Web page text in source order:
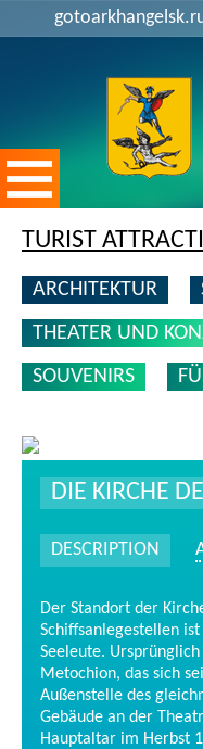
TURIST
ARCHITEKTUR
THEATER UND
SOUVENIRS
DIE KIRCHE
DESCRIPTION
Der Standort der
Schiffsanlegestellen
Seeleute.
Metochion, das sich
Außenstelle des
Gebäude an der
Hauptaltar im Herbst